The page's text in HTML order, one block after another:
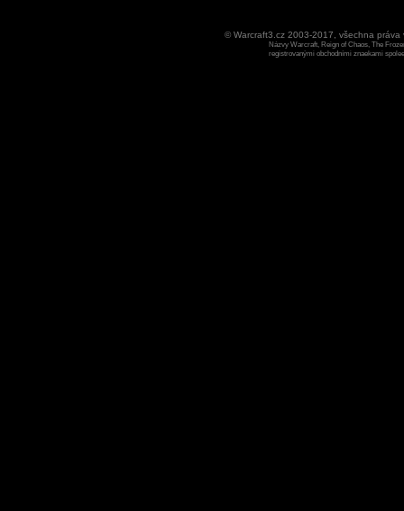
© Warcraft3.cz 2003-2017, všechna
Názvy Warcraft, Reign of Chaos, The
registrovanými obchodními znaekami